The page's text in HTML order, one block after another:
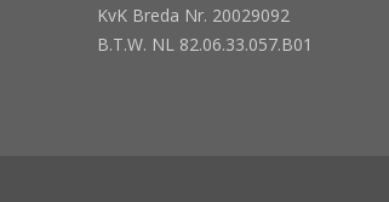
KvK Breda Nr. 20029092
B.T.W. NL 82.06.33.057.B01